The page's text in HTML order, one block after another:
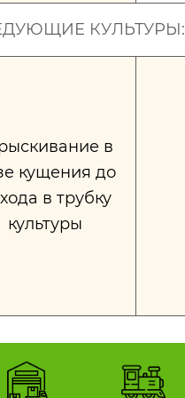
КУЛЬТУРЫ:
в
кущения до
в трубку
культуры